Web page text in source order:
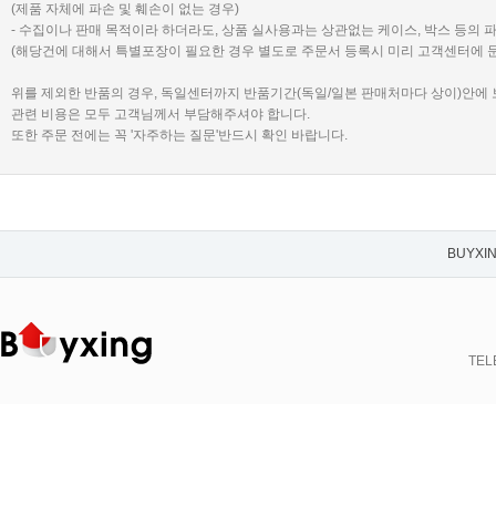
(제품 자체에 파손 및 훼손이 없는 경우)
- 수집이나 판매 목적이라 하더라도, 상품 실사용과는 상관없는 케이스, 박스 등의
(해당건에 대해서 특별포장이 필요한 경우 별도로 주문서 등록시 미리 고객센터에
위를 제외한 반품의 경우, 독일센터까지 반품기간(독일/일본 판매처마다 상이)안에
관련 비용은 모두 고객님께서 부담해주셔야 합니다.
또한 주문 전에는 꼭 '자주하는 질문'반드시 확인 바랍니다.